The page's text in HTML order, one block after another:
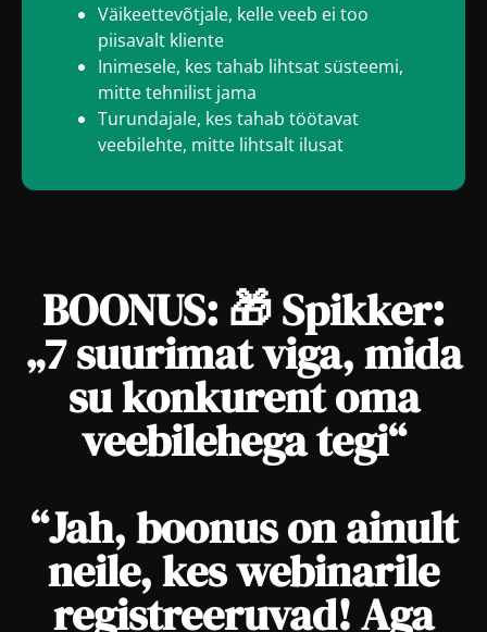
Väikeettevõtjale, kelle veeb ei too
piisavalt kliente
Inimesele, kes tahab lihtsat süsteemi,
mitte tehnilist jama
Turundajale, kes tahab töötavat
veebilehte, mitte lihtsalt ilusat
BOONUS: 🎁 Spikker:
„7 suurimat viga, mida
su konkurent oma
veebilehega tegi“
“Jah, boonus on ainult
neile, kes webinarile
registreeruvad! Aga